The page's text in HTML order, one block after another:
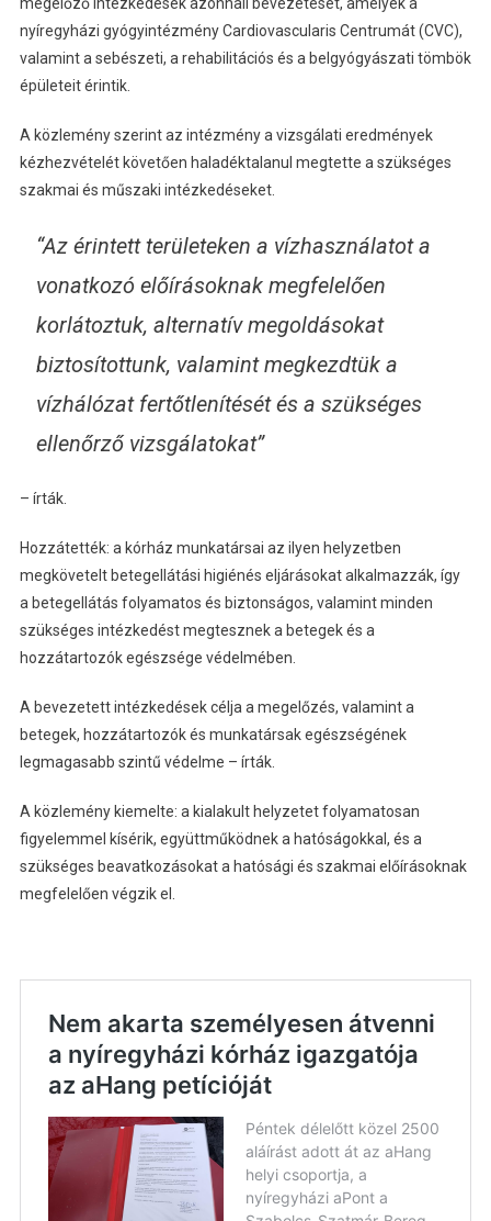
nyíregyházi gyógyintézmény Cardiovascularis Centrumát (CVC),
valamint a sebészeti, a rehabilitációs és a belgyógyászati tömbök
épületeit érintik.
A közlemény szerint az intézmény a vizsgálati eredmények
kézhezvételét követően haladéktalanul megtette a szükséges
szakmai és műszaki intézkedéseket.
“Az érintett területeken a vízhasználatot a
vonatkozó előírásoknak megfelelően
korlátoztuk, alternatív megoldásokat
biztosítottunk, valamint megkezdtük a
vízhálózat fertőtlenítését és a szükséges
ellenőrző vizsgálatokat”
– írták.
Hozzátették: a kórház munkatársai az ilyen helyzetben
megkövetelt betegellátási higiénés eljárásokat alkalmazzák, így
a betegellátás folyamatos és biztonságos, valamint minden
szükséges intézkedést megtesznek a betegek és a
hozzátartozók egészsége védelmében.
A bevezetett intézkedések célja a megelőzés, valamint a
betegek, hozzátartozók és munkatársak egészségének
legmagasabb szintű védelme – írták.
A közlemény kiemelte: a kialakult helyzetet folyamatosan
figyelemmel kísérik, együttműködnek a hatóságokkal, és a
szükséges beavatkozásokat a hatósági és szakmai előírásoknak
megfelelően végzik el.